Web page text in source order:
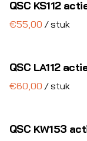
Special FX
Lichtcijfers
Decoratie
QSC KS112
/
QSC LA112
/
QSC KW153